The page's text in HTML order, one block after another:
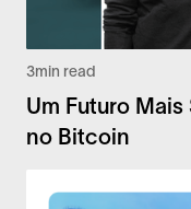
3min read
Um Futuro
no Bitcoin